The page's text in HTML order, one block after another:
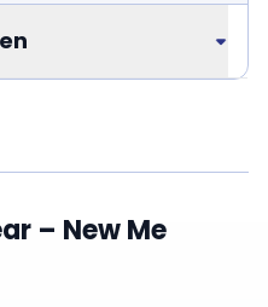
– New Me